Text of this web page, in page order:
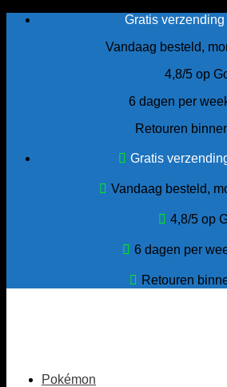
Gratis
Vandaag besteld,
4,8/5 op
6 dagen per
Retouren
Gratis
Vandaag besteld,
4,8/5 op
6 dagen per
Retouren
Pokémon